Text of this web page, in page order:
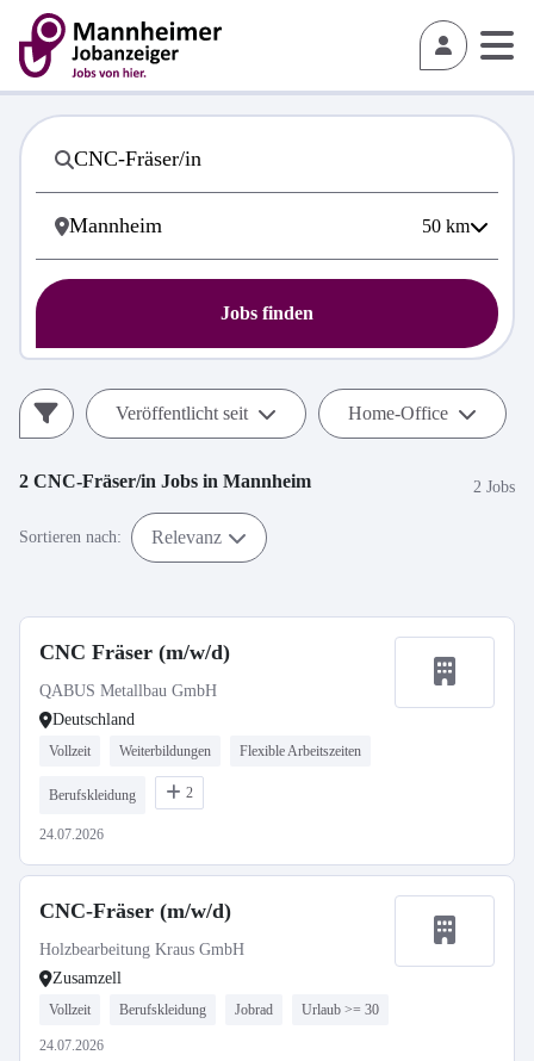
50 km
Jobs finden
Veröffentlicht seit Home-Office
2 CNC-Fräser/in Jobs in Mannheim 2 Jobs
Sortieren nach: Relevanz
CNC Fräser (m/w/d)
QABUS Metallbau GmbH
Deutschland
Vollzeit Weiterbildungen Flexible Arbeitszeiten
Berufskleidung 2
24.07.2026
CNC-Fräser (m/w/d)
Holzbearbeitung Kraus GmbH
Zusamzell
Vollzeit Berufskleidung Jobrad Urlaub >= 30
24.07.2026